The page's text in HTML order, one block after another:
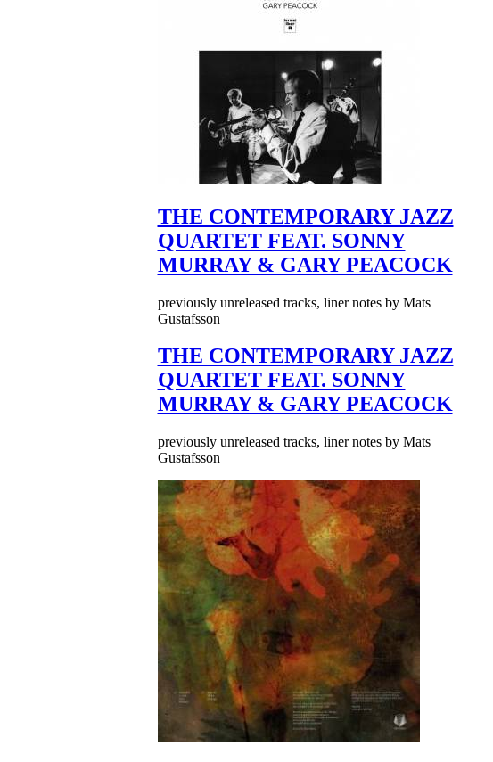
THE CONTEMPORARY JAZZ
QUARTET FEAT. SONNY
MURRAY & GARY PEACOCK
previously unreleased tracks, liner notes by Mats
Gustafsson
THE CONTEMPORARY JAZZ
QUARTET FEAT. SONNY
MURRAY & GARY PEACOCK
previously unreleased tracks, liner notes by Mats
Gustafsson